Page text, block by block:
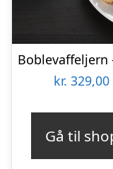
kr. 329,00
Gå til